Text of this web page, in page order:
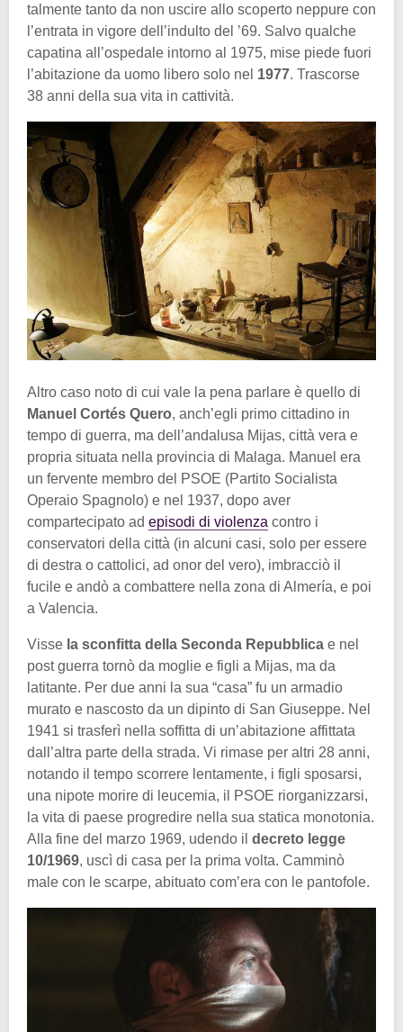
talmente tanto da non uscire allo scoperto neppure con
l’entrata in vigore dell’indulto del ’69. Salvo qualche
capatina all’ospedale intorno al 1975, mise piede fuori
l’abitazione da uomo libero solo nel 1977. Trascorse
38 anni della sua vita in cattività.
Altro caso noto di cui vale la pena parlare è quello di
Manuel Cortés Quero, anch’egli primo cittadino in
tempo di guerra, ma dell’andalusa Mijas, città vera e
propria situata nella provincia di Malaga. Manuel era
un fervente membro del PSOE (Partito Socialista
Operaio Spagnolo) e nel 1937, dopo aver
compartecipato ad episodi di violenza contro i
conservatori della città (in alcuni casi, solo per essere
di destra o cattolici, ad onor del vero), imbracciò il
fucile e andò a combattere nella zona di Almería, e poi
a Valencia.
Visse la sconfitta della Seconda Repubblica e nel
post guerra tornò da moglie e figli a Mijas, ma da
latitante. Per due anni la sua “casa” fu un armadio
murato e nascosto da un dipinto di San Giuseppe. Nel
1941 si trasferì nella soffitta di un’abitazione affittata
dall’altra parte della strada. Vi rimase per altri 28 anni,
notando il tempo scorrere lentamente, i figli sposarsi,
una nipote morire di leucemia, il PSOE riorganizzarsi,
la vita di paese progredire nella sua statica monotonia.
Alla fine del marzo 1969, udendo il decreto legge
10/1969, uscì di casa per la prima volta. Camminò
male con le scarpe, abituato com’era con le pantofole.